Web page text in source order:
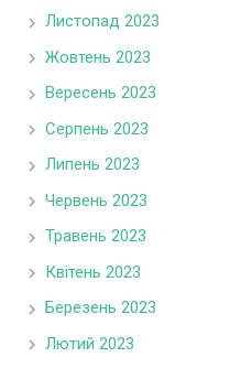
Листопад 2023
Жовтень 2023
Вересень 2023
Серпень 2023
Липень 2023
Червень 2023
Травень 2023
Квітень 2023
Березень 2023
Лютий 2023